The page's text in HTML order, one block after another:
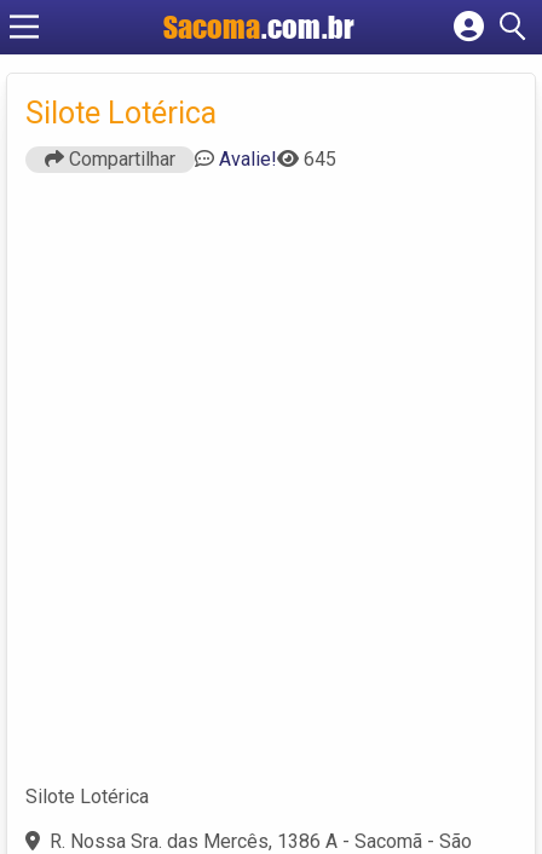
Sacoma.com.br
Cadastrar empresa
Silote Lotérica
Compartilhar Avalie! 645
Silote Lotérica
R. Nossa Sra. das Mercês, 1386 A - Sacomã - São